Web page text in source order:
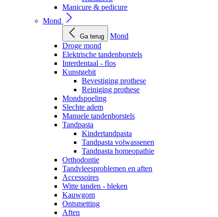
Manicure & pedicure
Mond
Ga terug
Mond
Droge mond
Elektrische tandenborstels
Interdentaal - flos
Kunstgebit
Bevestiging prothese
Reiniging prothese
Mondspoeling
Slechte adem
Manuele tandenborstels
Tandpasta
Kindertandpasta
Tandpasta volwassenen
Tandpasta homeopathie
Orthodontie
Tandvleesproblemen en aften
Accessoires
Witte tanden - bleken
Kauwgom
Ontsmetting
Aften